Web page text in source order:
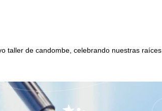
taller de candombe, celebrando nuestras raíces